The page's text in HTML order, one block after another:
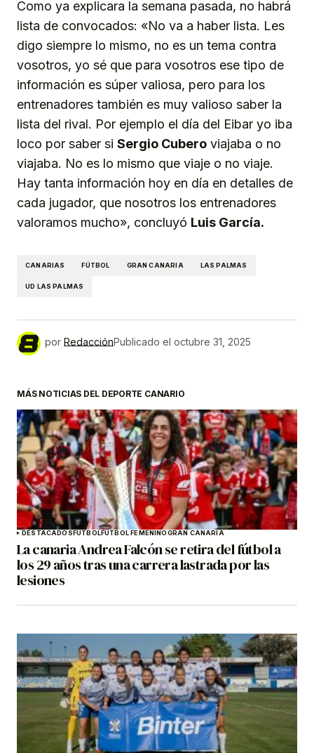
Como ya explicara la semana pasada, no habrá
lista de convocados: «No va a haber lista. Les
digo siempre lo mismo, no es un tema contra
vosotros, yo sé que para vosotros ese tipo de
información es súper valiosa, pero para los
entrenadores también es muy valioso saber la
lista del rival. Por ejemplo el día del Eibar yo iba
loco por saber si Sergio Cubero viajaba o no
viajaba. No es lo mismo que viaje o no viaje.
Hay tanta información hoy en día en detalles de
cada jugador, que nosotros los entrenadores
valoramos mucho», concluyó Luis García.
CANARIAS FÚTBOL GRAN CANARIA LAS PALMAS
UD LAS PALMAS
por RedacciónPublicado el octubre 31, 2025
MÁS NOTICIAS DEL DEPORTE CANARIO
DESTACADOSFÚTBOLFÚTBOL FEMENINOGRAN CANARIA
La canaria Andrea Falcón se retira del fútbol a
los 29 años tras una carrera lastrada por las
lesiones